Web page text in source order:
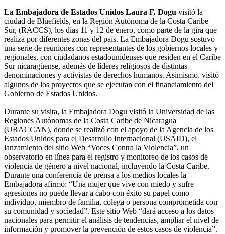
La Embajadora de Estados Unidos Laura F. Dogu visitó la
ciudad de Bluefields, en la Región Autónoma de la Costa Caribe
Sur, (RACCS), los días 11 y 12 de enero, como parte de la gira que
realiza por diferentes zonas del país. La Embajadora Dogu sostuvo
una serie de reuniones con representantes de los gobiernos locales y
regionales, con ciudadanos estadounidenses que residen en el Caribe
Sur nicaragüense, además de líderes religiosos de distintas
denominaciones y activistas de derechos humanos. Asimismo, visitó
algunos de los proyectos que se ejecutan con el financiamiento del
Gobierno de Estados Unidos.
Durante su visita, la Embajadora Dogu visitó la Universidad de las
Regiones Autónomas de la Costa Caribe de Nicaragua
(URACCAN), donde se realizó con el apoyo de la Agencia de los
Estados Unidos para el Desarrollo Internacional (USAID), el
lanzamiento del sitio Web “Voces Contra la Violencia”, un
observatorio en línea para el registro y monitoreo de los casos de
violencia de género a nivel nacional, incluyendo la Costa Caribe.
Durante una conferencia de prensa a los medios locales la
Embajadora afirmó: “Una mujer que vive con miedo y sufre
agresiones no puede llevar a cabo con éxito su papel como
individuo, miembro de familia, colega o persona comprometida con
su comunidad y sociedad”. Este sitio Web “dará acceso a los datos
nacionales para permitir el análisis de tendencias, ampliar el nivel de
información y promover la prevención de estos casos de violencia”.